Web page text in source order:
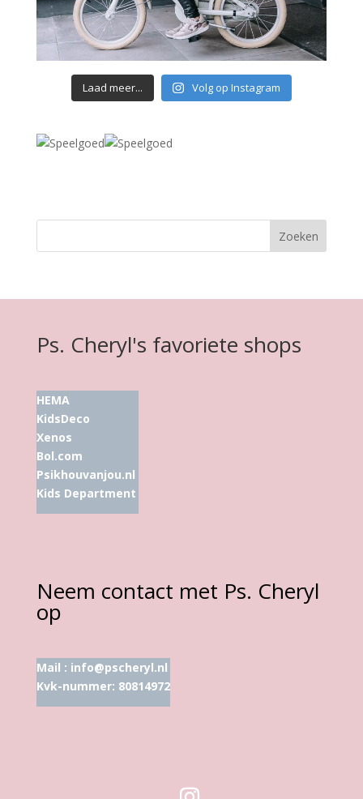
Laad meer... Volg op Instagram
Ps. Cheryl's favoriete shops
HEMA
KidsDeco
Xenos
Bol.com
Psikhouvanjou.nl
Kids Department
Neem contact met Ps. Cheryl
op
Mail : info@pscheryl.nl
Kvk-nummer: 80814972